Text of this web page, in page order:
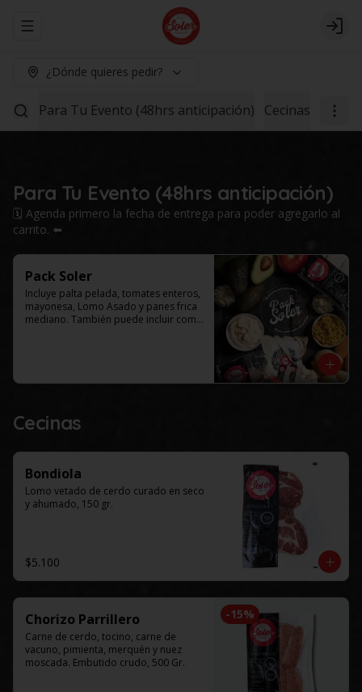
Abrir menu de navegación Login
¿Dónde quieres pedir?
Para Tu Evento (48hrs anticipación) Cecinas
Para Tu Evento (48hrs anticipación)
🗓️ Agenda primero la fecha de entrega para poder agregarlo al
carrito. ⬅️
Pack Soler
Incluye palta pelada, tomates enteros,
mayonesa, Lomo Asado y panes frica
mediano. También puede incluir como
para al menos 48 horas de
Cecinas
Bondiola
Lomo vetado de cerdo curado en seco
y ahumado, 150 gr.
$5.100
-15%
Chorizo Parrillero
Carne de cerdo, tocino, carne de
vacuno, pimienta, merquén y nuez
moscada. Embutido crudo, 500 Gr.